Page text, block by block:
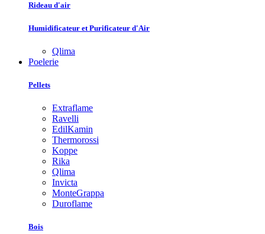
Rideau d'air
Humidificateur et Purificateur d'Air
Qlima
Poelerie
Pellets
Extraflame
Ravelli
EdilKamin
Thermorossi
Koppe
Rika
Qlima
Invicta
MonteGrappa
Duroflame
Bois